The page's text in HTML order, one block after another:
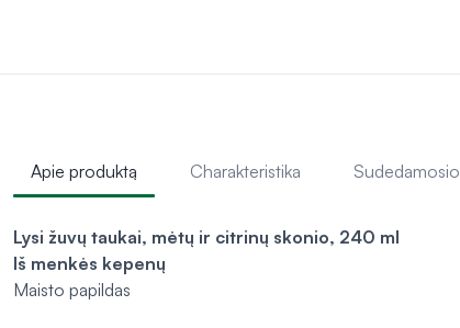
Apie produktą Charakteristika
Lysi žuvų taukai, mėtų ir citrinų skonio, 240 ml
Iš menkės kepenų
Maisto papildas